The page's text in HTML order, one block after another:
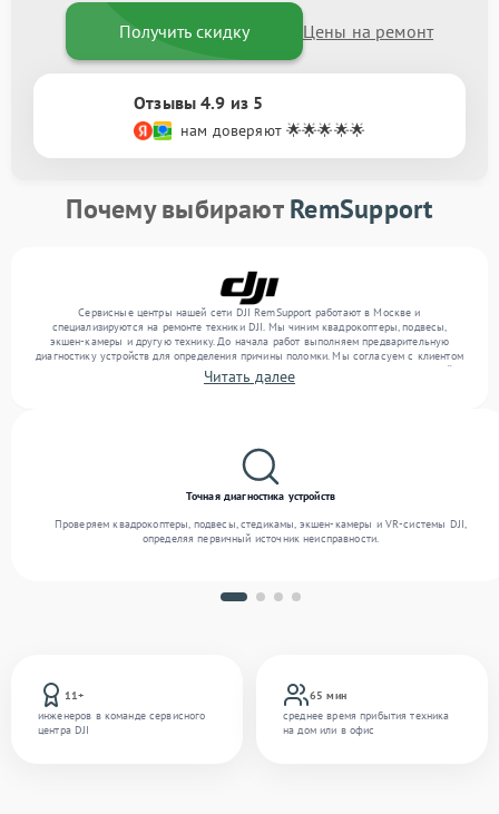
Получить скидку Цены на ремонт
Отзывы 4.9 из 5
нам доверяют 🌟🌟🌟🌟🌟
Почему выбираютRemSupport
Сервисные центры нашей сети DJI RemSupport работают в Москве и
специализируются на ремонте техники DJI. Мы чиним квадрокоптеры, подвесы,
экшен-камеры и другую технику. До начала работ выполняем предварительную
диагностику устройств для определения причины поломки. Мы согласуем с клиентом
перечень необходимых работ и их стоимость, затем выполняем ремонт с заменой
деталей по необходимости. В конце подтверждаем качество оказанных услуг
Читать далее
11+
инженеров в команде сервисного
центра DJI
65 мин
среднее время прибытия техника
на дом или в офис
Точная диагностика устройств
Проверяем квадрокоптеры, подвесы, стедикамы, экшен-камеры и VR-системы DJI,
определяя первичный источник неисправности.